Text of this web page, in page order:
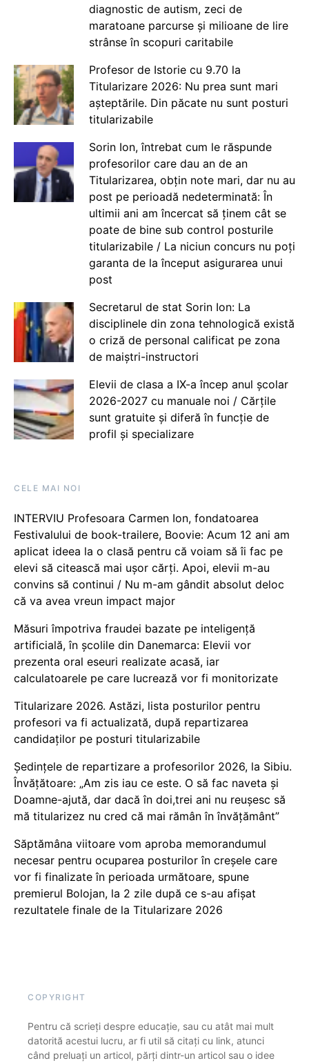
diagnostic de autism, zeci de
maratoane parcurse și milioane de lire
strânse în scopuri caritabile
Profesor de Istorie cu 9.70 la
Titularizare 2026: Nu prea sunt mari
așteptările. Din păcate nu sunt posturi
titularizabile
Sorin Ion, întrebat cum le răspunde
profesorilor care dau an de an
Titularizarea, obțin note mari, dar nu au
post pe perioadă nedeterminată: În
ultimii ani am încercat să ținem cât se
poate de bine sub control posturile
titularizabile / La niciun concurs nu poți
garanta de la început asigurarea unui
post
Secretarul de stat Sorin Ion: La
disciplinele din zona tehnologică există
o criză de personal calificat pe zona
de maiștri-instructori
Elevii de clasa a IX-a încep anul școlar
2026-2027 cu manuale noi / Cărțile
sunt gratuite și diferă în funcție de
profil și specializare
CELE MAI NOI
INTERVIU Profesoara Carmen Ion, fondatoarea
Festivalului de book-trailere, Boovie: Acum 12 ani am
aplicat ideea la o clasă pentru că voiam să îi fac pe
elevi să citească mai ușor cărți. Apoi, elevii m-au
convins să continui / Nu m-am gândit absolut deloc
că va avea vreun impact major
Măsuri împotriva fraudei bazate pe inteligență
artificială, în școlile din Danemarca: Elevii vor
prezenta oral eseuri realizate acasă, iar
calculatoarele pe care lucrează vor fi monitorizate
Titularizare 2026. Astăzi, lista posturilor pentru
profesori va fi actualizată, după repartizarea
candidaților pe posturi titularizabile
Ședințele de repartizare a profesorilor 2026, la Sibiu.
Învățătoare: „Am zis iau ce este. O să fac naveta și
Doamne-ajută, dar dacă în doi,trei ani nu reușesc să
mă titularizez nu cred că mai rămân în învățământ”
Săptămâna viitoare vom aproba memorandumul
necesar pentru ocuparea posturilor în creșele care
vor fi finalizate în perioada următoare, spune
premierul Bolojan, la 2 zile după ce s-au afișat
rezultatele finale de la Titularizare 2026
COPYRIGHT
Pentru că scrieți despre educație, sau cu atât mai mult
datorită acestui lucru, ar fi util să citați cu link, atunci
când preluați un articol, părți dintr-un articol sau o idee